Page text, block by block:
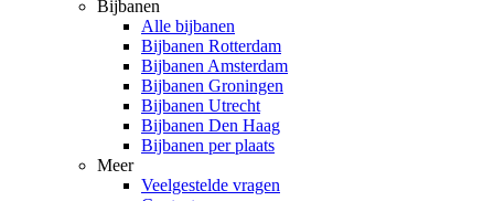
Bijbanen
Alle bijbanen
Bijbanen Rotterdam
Bijbanen Amsterdam
Bijbanen Groningen
Bijbanen Utrecht
Bijbanen Den Haag
Bijbanen per plaats
Meer
Veelgestelde vragen